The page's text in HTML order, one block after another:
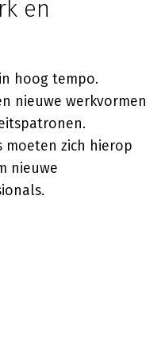
en
hoog tempo.
nieuwe werkvormen
moeten zich hierop
nieuwe